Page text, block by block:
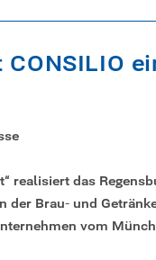
realisiert das
Brau- und
vom